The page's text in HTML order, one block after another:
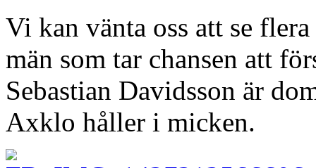
Vi kan vänta oss att se
män som tar chansen att
Sebastian Davidsson är
Axklo håller i micken.